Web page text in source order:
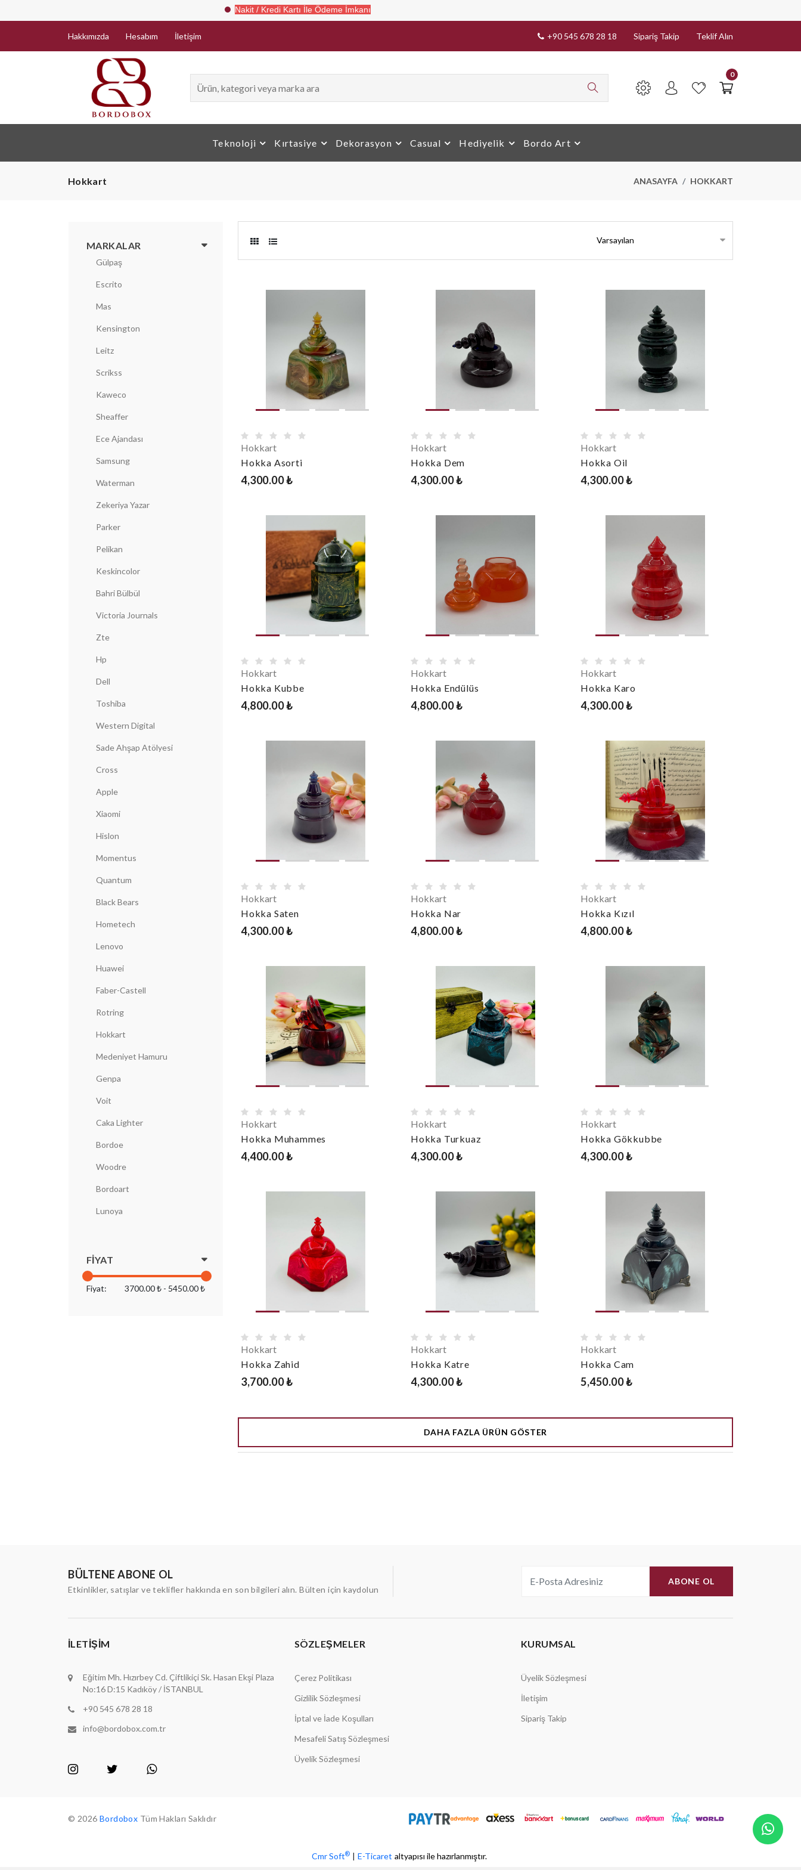
Nakit / Kredi Kartı İle Ödeme İmkanı
Hakkımızda Hesabım İletişim +90 545 678 28 18 Sipariş Takip Teklif Alın
0
Teknoloji Kırtasiye Dekorasyon Casual Hediyelik Bordo Art
Hokkart ANASAYFA HOKKART
MARKALAR
Gülpaş
Escrito
Mas
Kensington
Leitz
Scrikss
Kaweco
Sheaffer
Ece Ajandası
Samsung
Waterman
Zekeriya Yazar
Parker
Pelikan
Keskincolor
Bahri Bülbül
Victoria Journals
Zte
Hp
Dell
Toshiba
Western Digital
Sade Ahşap Atölyesi
Cross
Apple
Xiaomi
Hislon
Momentus
Quantum
Black Bears
Hometech
Lenovo
Huawei
Faber-Castell
Rotring
Hokkart
Medeniyet Hamuru
Genpa
Voit
Caka Lighter
Bordoe
Woodre
Bordoart
Lunoya
FIYAT
Fiyat: 3700.00 ₺ - 5450.00 ₺
Hokkart
Hokka Asorti
4,300.00 ₺
Hokkart
Hokka Dem
4,300.00 ₺
Hokkart
Hokka Oil
4,300.00 ₺
Hokkart
Hokka Kubbe
4,800.00 ₺
Hokkart
Hokka Endülüs
4,800.00 ₺
Hokkart
Hokka Karo
4,300.00 ₺
Hokkart
Hokka Saten
4,300.00 ₺
Hokkart
Hokka Nar
4,800.00 ₺
Hokkart
Hokka Kızıl
4,800.00 ₺
Hokkart
Hokka Muhammes
4,400.00 ₺
Hokkart
Hokka Turkuaz
4,300.00 ₺
Hokkart
Hokka Gökkubbe
4,300.00 ₺
Hokkart
Hokka Zahid
3,700.00 ₺
Hokkart
Hokka Katre
4,300.00 ₺
Hokkart
Hokka Cam
5,450.00 ₺
DAHA FAZLA ÜRÜN GÖSTER
BÜLTENE ABONE OL
Etkinlikler, satışlar ve teklifler hakkında en son bilgileri alın. Bülten için kaydolun
ABONE OL
İLETIŞIM
Eğitim Mh. Hızırbey Cd. Çiftlikiçi Sk. Hasan Ekşi Plaza
No:16 D:15 Kadıköy / İSTANBUL
+90 545 678 28 18
info@bordobox.com.tr
SÖZLEŞMELER
Çerez Politikası
Gizlilik Sözleşmesi
İptal ve İade Koşulları
Mesafeli Satış Sözleşmesi
Üyelik Sözleşmesi
KURUMSAL
Üyelik Sözleşmesi
İletişim
Sipariş Takip
© 2026 Bordobox Tüm Hakları Saklıdır
Cmr Soft® | E-Ticaret altyapısı ile hazırlanmıştır.